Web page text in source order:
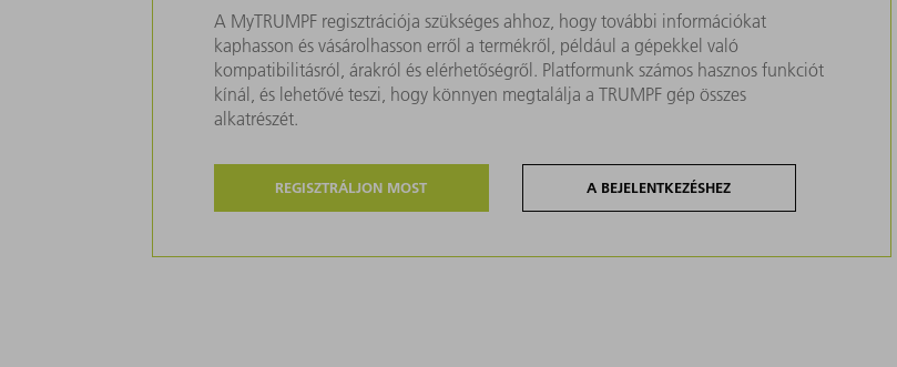
A MyTRUMPF regisztrációja szükséges ahhoz, hogy további információkat
kaphasson és vásárolhasson erről a termékről, például a gépekkel való
kompatibilitásról, árakról és elérhetőségről. Platformunk számos hasznos funkciót
kínál, és lehetővé teszi, hogy könnyen megtalálja a TRUMPF gép összes
alkatrészét.
REGISZTRÁLJON MOST A BEJELENTKEZÉSHEZ